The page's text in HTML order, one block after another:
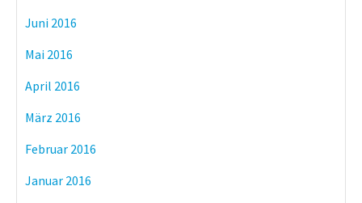
Juni 2016
Mai 2016
April 2016
März 2016
Februar 2016
Januar 2016